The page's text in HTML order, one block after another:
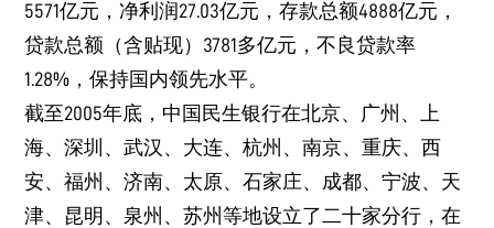
5571亿元，净利润27.03亿元，存款总额4888亿元，
贷款总额（含贴现）3781多亿元，不良贷款率
1.28%，保持国内领先水平。
截至2005年底，中国民生银行在北京、广州、上
海、深圳、武汉、大连、杭州、南京、重庆、西
安、福州、济南、太原、石家庄、成都、宁波、天
津、昆明、泉州、苏州等地设立了二十家分行，在